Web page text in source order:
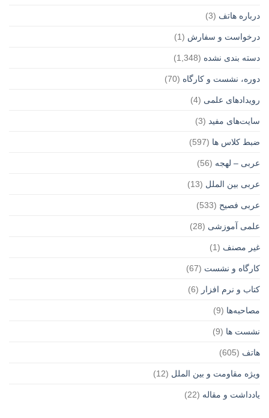
درباره هاتف (3)
درخواست و سفارش (1)
دسته بندی نشده (1,348)
دوره، نشست و کارگاه (70)
رویدادهای علمی (4)
سایت‌های مفید (3)
ضبط کلاس ها (597)
عربی – لهجه (56)
عربی بین الملل (13)
عربی فصیح (533)
علمی آموزشی (28)
غير مصنف (1)
کارگاه و نشست (67)
کتاب و نرم افزار (6)
مصاحبه‌ها (9)
نشست ها (9)
هاتف (605)
ویژه مقاومت و بین الملل (12)
یادداشت‌ و مقاله (22)